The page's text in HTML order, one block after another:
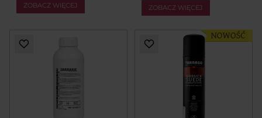
ZOBACZ WIĘCEJ ZOBACZ WIĘCEJ